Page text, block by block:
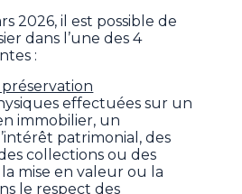
2026, il est possible de
dans l’une des 4
:
effectuées sur un
immobilier, un
patrimonial, des
collections ou des
mise en valeur ou la
le respect des